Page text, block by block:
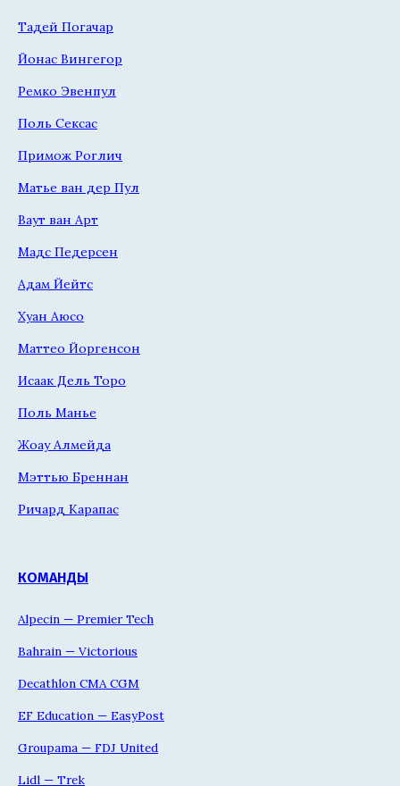
Тадей Погачар
Йонас Вингегор
Ремко Эвенпул
Поль Сексас
Примож Роглич
Матье ван дер Пул
Ваут ван Арт
Мадс Педерсен
Адам Йейтс
Хуан Аюсо
Маттео Йоргенсон
Исаак Дель Торо
Поль Манье
Жоау Алмейда
Мэттью Бреннан
Ричард Карапас
КОМАНДЫ
Alpecin — Premier Tech
Bahrain — Victorious
Decathlon CMA CGM
EF Education — EasyPost
Groupama — FDJ United
Lidl — Trek